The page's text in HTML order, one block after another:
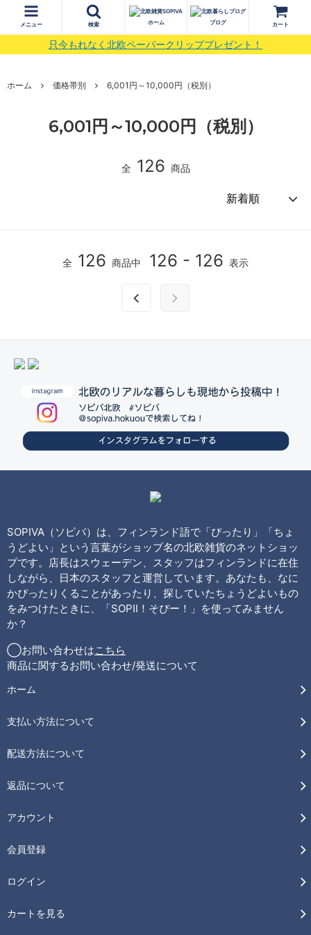
只今もれなく北欧ペーパークリッププレゼント！
メニュー 検索 ホーム ブログ カート
ホーム 価格帯別 6,001円～10,000円（税別）
6,001円～10,000円（税別）
全 126 商品
全 126 商品中 126 - 126 表示
SOPIVA（ソピバ）は、フィンランド語で「ぴったり」「ちょ
うどよい」という言葉がショップ名の北欧雑貨のネットショッ
プです。店長はスウェーデン、スタッフはフィンランドに在住
しながら、日本のスタッフと運営しています。あなたも、なに
かぴったりくることがあったり、探していたちょうどよいもの
をみつけたときに、「SOPII！そぴー！」を使ってみません
か？
◯お問い合わせはこちら
商品に関するお問い合わせ/発送について
ホーム
支払い方法について
配送方法について
返品について
アカウント
会員登録
ログイン
カートを見る